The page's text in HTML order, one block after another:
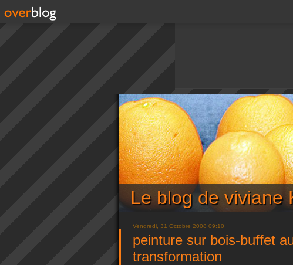
Le blog de viviane
Vendredi, 31 Octobre 2008 09:10
peinture sur bois-buffet
transformation